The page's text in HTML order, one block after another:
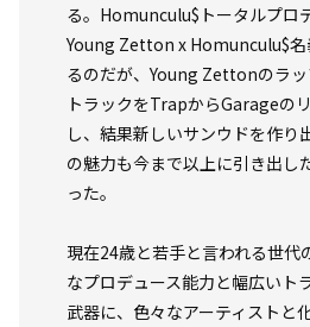
る。Homunculu$トータルプロ
Young Zetton x Homunculu$名
るのだが、Young Zettonのラ
トラックをTrapからGarageの
し、結果新しいサンウドを作
の魅力も今まで以上に引き出し
った。
現在24歳と若手と言われる世代
なプロデュース能力と幅広いト
武器に、色々なアーティストと